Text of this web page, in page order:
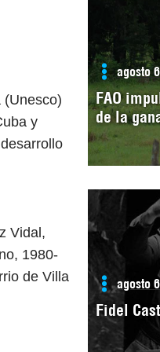
(Unesco)
y
Vidal,
1980-
de Villa
agosto
FAO
de la
agosto
Fidel